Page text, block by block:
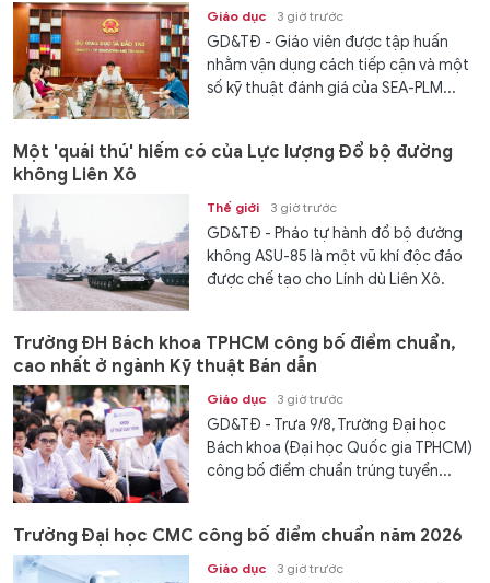
Giáo dục 3 giờ trước
GD&TĐ - Giáo viên được tập huấn
nhằm vận dụng cách tiếp cận và một
số kỹ thuật đánh giá của SEA-PLM...
Một 'quái thú' hiếm có của Lực lượng Đổ bộ đường
không Liên Xô
Thế giới 3 giờ trước
GD&TĐ - Pháo tự hành đổ bộ đường
không ASU-85 là một vũ khí độc đáo
được chế tạo cho Lính dù Liên Xô.
Trường ĐH Bách khoa TPHCM công bố điểm chuẩn,
cao nhất ở ngành Kỹ thuật Bán dẫn
Giáo dục 3 giờ trước
GD&TĐ - Trưa 9/8, Trường Đại học
Bách khoa (Đại học Quốc gia TPHCM)
công bố điểm chuẩn trúng tuyển...
Trường Đại học CMC công bố điểm chuẩn năm 2026
Giáo dục 3 giờ trước